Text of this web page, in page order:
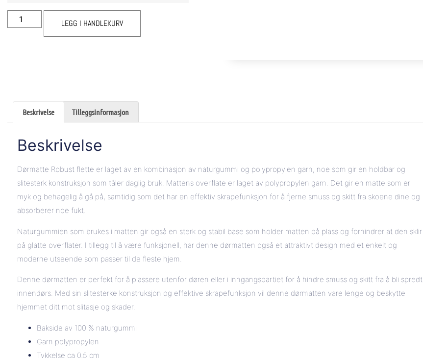
LEGG I HANDLEKURV
Beskrivelse Tilleggsinformasjon
Beskrivelse
Dørmatte Robust flette er laget av en kombinasjon av naturgummi og polypropylen garn, noe som gir en holdbar og
slitesterk konstruksjon som tåler daglig bruk. Mattens overflate er laget av polypropylen garn. Det gir en matte som er
myk og behagelig å gå på, samtidig som det har en effektiv skrapefunksjon for å fjerne smuss og skitt fra skoene dine og
absorberer noe fukt.
Naturgummien som brukes i matten gir også en sterk og stabil base som holder matten på plass og forhindrer at den sklir
på glatte overflater. I tillegg til å være funksjonell, har denne dørmatten også et attraktivt design med et enkelt og
moderne utseende som passer til de fleste hjem.
Denne dørmatten er perfekt for å plassere utenfor døren eller i inngangspartiet for å hindre smuss og skitt fra å bli spredt
innendørs. Med sin slitesterke konstruksjon og effektive skrapefunksjon vil denne dørmatten vare lenge og beskytte
hjemmet ditt mot slitasje og skader.
Bakside av 100 % naturgummi
Garn polypropylen
Tykkelse ca 0,5 cm